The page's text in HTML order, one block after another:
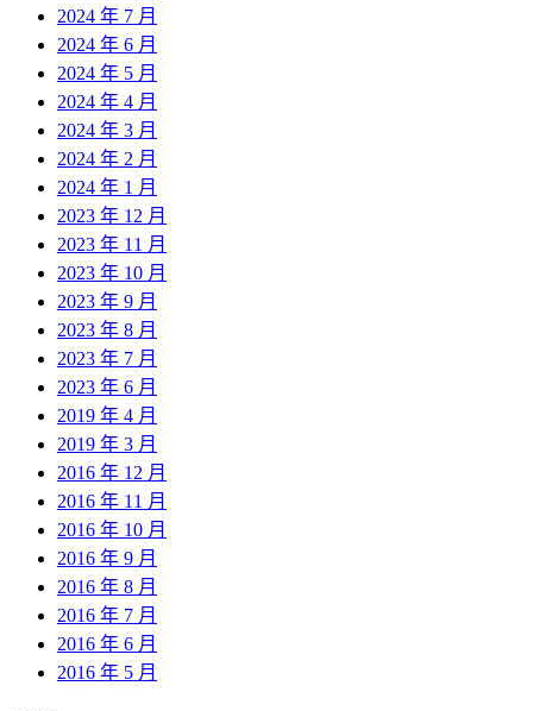
2024 年 7 月
2024 年 6 月
2024 年 5 月
2024 年 4 月
2024 年 3 月
2024 年 2 月
2024 年 1 月
2023 年 12 月
2023 年 11 月
2023 年 10 月
2023 年 9 月
2023 年 8 月
2023 年 7 月
2023 年 6 月
2019 年 4 月
2019 年 3 月
2016 年 12 月
2016 年 11 月
2016 年 10 月
2016 年 9 月
2016 年 8 月
2016 年 7 月
2016 年 6 月
2016 年 5 月